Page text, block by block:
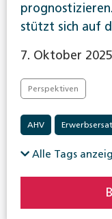
stützt sich auf
7. Oktober 2025
Perspektiven
AHV
Alle Tags